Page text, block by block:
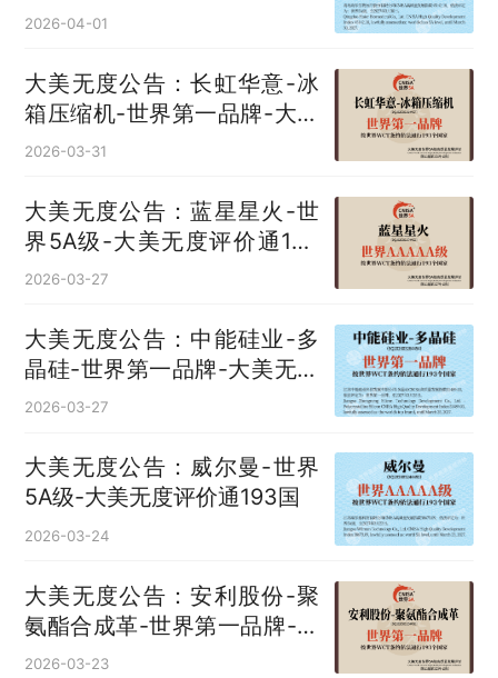
193国
2026-04-01
大美无度公告：长虹华意-冰
箱压缩机‌-世界第一品牌-大美
无度评价通193国
2026-03-31
大美无度公告：蓝星星火-世
界5A级-大美无度评价通193
国
2026-03-27
大美无度公告：中能硅业-多
晶硅‌-世界第一品牌-大美无度
评价通193国
2026-03-27
大美无度公告：威尔曼-世界
5A级-大美无度评价通193国
2026-03-24
大美无度公告：安利股份-聚
氨酯合成革‌-世界第一品牌-大
美无度评价通193国
2026-03-23